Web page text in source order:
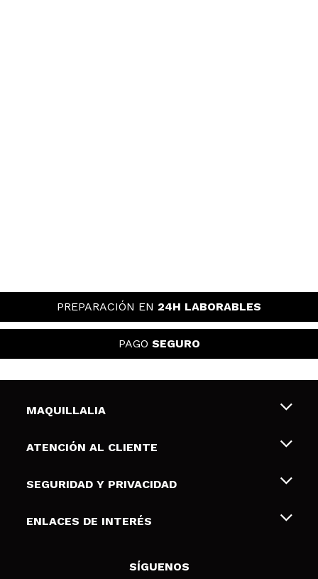
PREPARACIÓN EN 24H LABORABLES
PAGO SEGURO
MAQUILLALIA
Sobre nosotros
Tarjetas de Regalo
ATENCIÓN AL CLIENTE
Envíos y devoluciones
Formas de pago
SEGURIDAD Y PRIVACIDAD
Terminos y condiciones de uso
Política de cookies
ENLACES DE INTERÉS
SÍGUENOS